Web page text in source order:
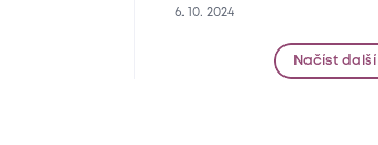
6. 10. 2024
Načíst